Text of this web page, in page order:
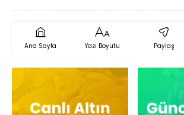
Ana Sayfa Yazı Boyutu Paylaş